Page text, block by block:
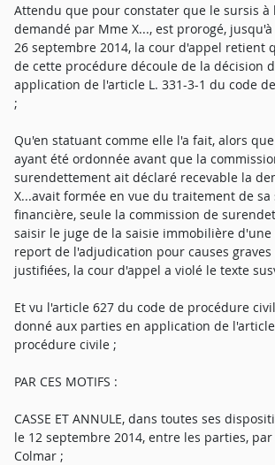
Attendu que pour constater que le sursis à
demandé par Mme X..., est prorogé,
26 septembre 2014, la cour d'appel retient
de cette procédure découle de la décision
application de l'article L. 331-3-1 du code
;
Qu'en statuant comme elle l'a fait, alors
ayant été ordonnée avant que la
surendettement ait déclaré recevable la
X...avait formée en vue du traitement de
financière, seule la commission de
saisir le juge de la saisie immobilière
report de l'adjudication pour causes
justifiées, la cour d'appel a violé le texte
Et vu l'article 627 du code de procédure
donné aux parties en application de
procédure civile ;
PAR CES MOTIFS :
CASSE ET ANNULE, dans toutes ses
le 12 septembre 2014, entre les parties,
Colmar ;